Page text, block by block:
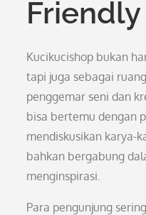
Friendly
Kucikucishop bukan
tapi juga sebagai
penggemar seni dan
bisa bertemu dengan
mendiskusikan karya-
bahkan bergabung
menginspirasi.
Para pengunjung